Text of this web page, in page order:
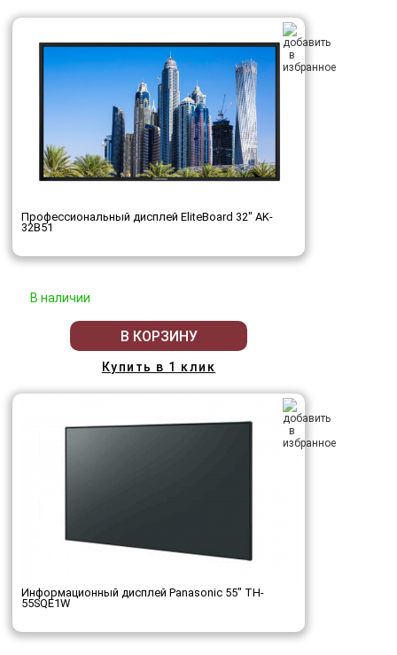
Профессиональный дисплей EliteBoard 32" AK-
32B51
В наличии
В КОРЗИНУ
Купить в 1 клик
Информационный дисплей Panasonic 55" TH-
55SQE1W